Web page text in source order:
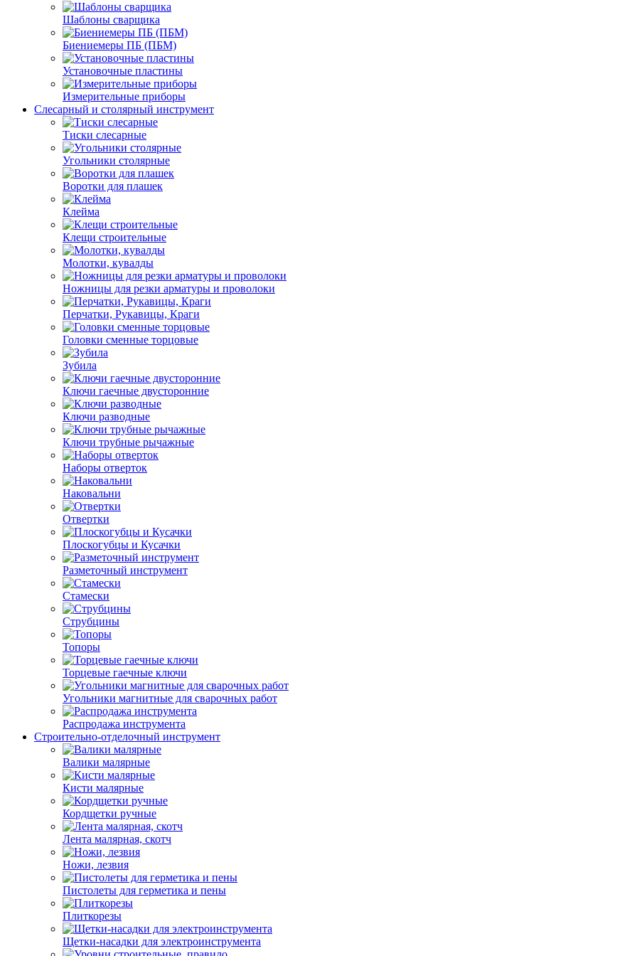
Шаблоны сварщика
Биениемеры ПБ (ПБМ)
Установочные пластины
Измерительные приборы
Слесарный и столярный инструмент
Тиски слесарные
Угольники столярные
Воротки для плашек
Клейма
Клещи строительные
Молотки, кувалды
Ножницы для резки арматуры и проволоки
Перчатки, Рукавицы, Краги
Головки сменные торцовые
Зубила
Ключи гаечные двусторонние
Ключи разводные
Ключи трубные рычажные
Наборы отверток
Наковальни
Отвертки
Плоскогубцы и Кусачки
Разметочный инструмент
Стамески
Струбцины
Топоры
Торцевые гаечные ключи
Угольники магнитные для сварочных работ
Распродажа инструмента
Строительно-отделочный инструмент
Валики малярные
Кисти малярные
Кордщетки ручные
Лента малярная, скотч
Ножи, лезвия
Пистолеты для герметика и пены
Плиткорезы
Щетки-насадки для электроинструмента